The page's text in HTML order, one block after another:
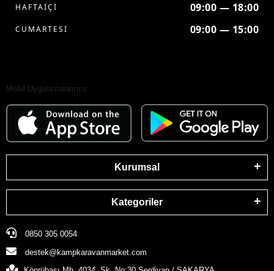
HAFTAİÇİ 09:00 — 18:00
CUMARTESİ 09:00 — 15:00
Mobil Uygulamalarımız
Kurumsal
Kategoriler
0850 305 0054
destek@kampkaravanmarket.com